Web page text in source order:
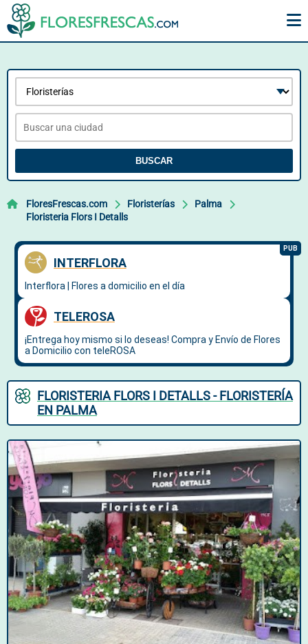
BUSCAR
FloresFrescas.com Floristerías
Palma
Floristeria Flors I Detalls
FLORISTERIA FLORS I DETALLS - FLORISTERÍA
EN PALMA
© Google User Content